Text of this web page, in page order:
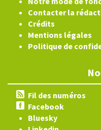
Contacter la
Crédits
Mentions légales
Politique de
Fil des numéros
Facebook
Bluesky